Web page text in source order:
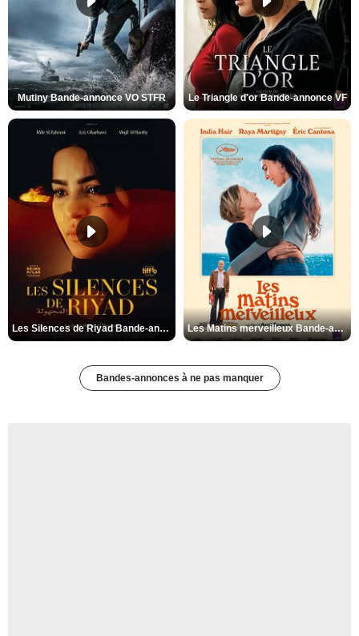
Mutiny Bande-annonce VO STFR Le Triangle d'or Bande-annonce VF
Les Silences de Riyad Bande-annonce VO STFR Les Matins merveilleux Bande-annonce VF
Bandes-annonces à ne pas manquer